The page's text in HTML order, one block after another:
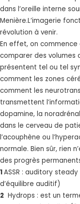
dans l’oreille interne
Menière.L’imagerie
révolution à venir.
En effet, on
comparer des volumes
présentent tel ou tel
comment les zones
comment les
transmettent
dopamine, la
dans le cerveau de
l’acouphène ou
normale. Bien sûr, rien
des progrès
1ASSR : auditory
d’équilibre auditif)
2 Hydrops : est un